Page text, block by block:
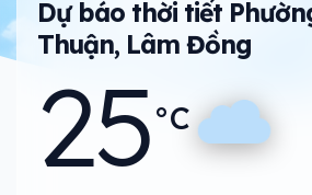
Dự báo thời tiết
Thuận, Lâm Đồng
25°C